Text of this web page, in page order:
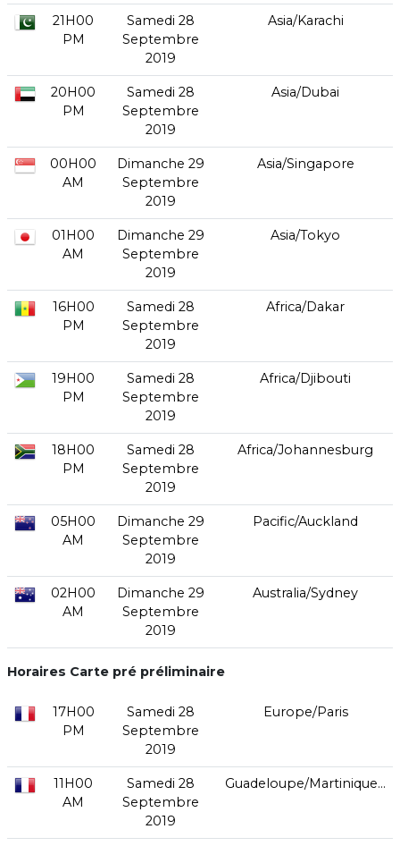
21H00
PM
Samedi 28
Septembre
2019
Asia/Karachi
20H00
PM
Samedi 28
Septembre
2019
Asia/Dubai
00H00
AM
Dimanche 29
Septembre
2019
Asia/Singapore
01H00
AM
Dimanche 29
Septembre
2019
Asia/Tokyo
16H00
PM
Samedi 28
Septembre
2019
Africa/Dakar
19H00
PM
Samedi 28
Septembre
2019
Africa/Djibouti
18H00
PM
Samedi 28
Septembre
2019
Africa/Johannesburg
05H00
AM
Dimanche 29
Septembre
2019
Pacific/Auckland
02H00
AM
Dimanche 29
Septembre
2019
Australia/Sydney
Horaires Carte pré préliminaire
17H00
PM
Samedi 28
Septembre
2019
Europe/Paris
11H00
AM
Samedi 28
Septembre
2019
Guadeloupe/Martinique...